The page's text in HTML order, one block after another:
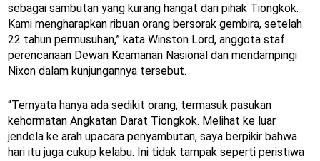
sebagai sambutan yang kurang hangat dari pihak Tiongkok.
Kami mengharapkan ribuan orang bersorak gembira, setelah
22 tahun permusuhan,” kata Winston Lord, anggota staf
perencanaan Dewan Keamanan Nasional dan mendampingi
Nixon dalam kunjungannya tersebut.
“Ternyata hanya ada sedikit orang, termasuk pasukan
kehormatan Angkatan Darat Tiongkok. Melihat ke luar
jendela ke arah upacara penyambutan, saya berpikir bahwa
hari itu juga cukup kelabu. Ini tidak tampak seperti peristiwa